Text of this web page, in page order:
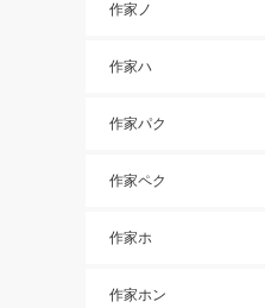
作家ノ
作家ハ
作家パク
作家ペク
作家ホ
作家ホン